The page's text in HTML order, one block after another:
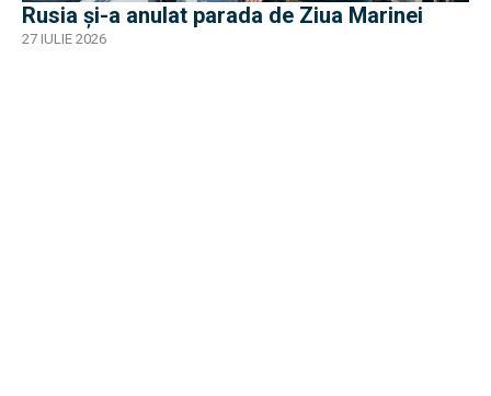
Rusia și-a anulat parada de Ziua Marinei
27 IULIE 2026